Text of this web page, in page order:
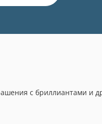
с бриллиантами и